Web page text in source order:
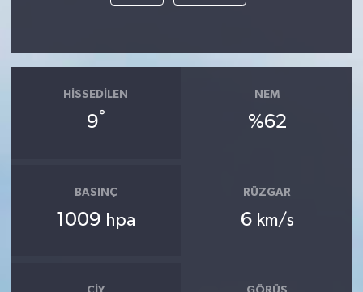
HISSEDILEN
9°
NEM
%62
BASINÇ
1009 hpa
RÜZGAR
6 km/s